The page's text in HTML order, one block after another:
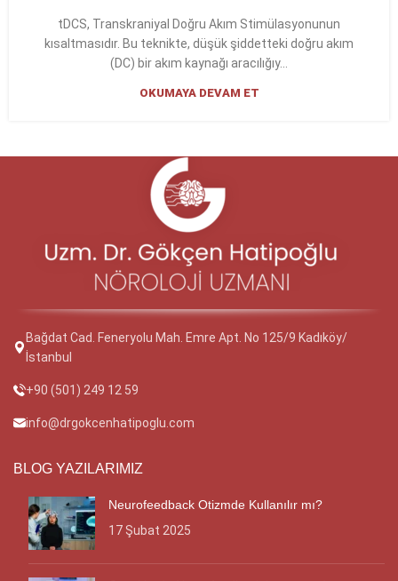
tDCS, Transkraniyal Doğru Akım Stimülasyonunun
kısaltmasıdır. Bu teknikte, düşük şiddetteki doğru akım
(DC) bir akım kaynağı aracılığıy...
OKUMAYA DEVAM ET
Bağdat Cad. Feneryolu Mah. Emre Apt. No 125/9 Kadıköy/
İstanbul
+90 (501) 249 12 59
info@drgokcenhatipoglu.com
BLOG YAZILARIMIZ
Neurofeedback Otizmde Kullanılır mı?
17 Şubat 2025